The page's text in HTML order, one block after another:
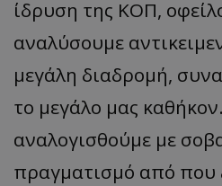
ίδρυση της ΚΟΠ,
αναλύσουμε
μεγάλη διαδρομή,
το μεγάλο μας
αναλογισθούμε με
πραγματισμό από που